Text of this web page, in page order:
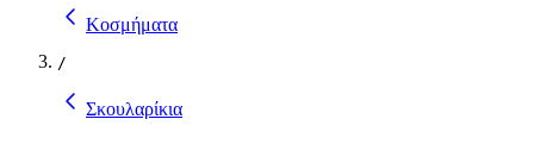
Κοσμήματα
/
Σκουλαρίκια